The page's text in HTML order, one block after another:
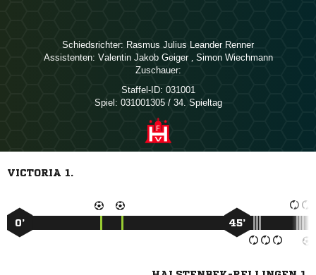
Schiedsrichter:    
Assistenten:    ,  
Zuschauer:
Staffel-ID: 031001
Spiel: 031001305 / 34. Spieltag
VICTORIA 1.
0’ 45’